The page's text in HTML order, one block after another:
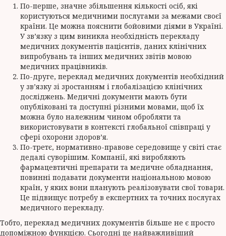
По-перше, значне збільшення кількості осіб, які
користуються медичними послугами за межами своєї
країни. Це можна пояснити бойовими діями в Україні.
У зв’язку з цим виникла необхідність перекладу
медичних документів пацієнтів, даних клінічних
випробувань та інших медичних звітів мовою
медичних працівників.
По-друге, переклад медичних документів необхідний
у зв’язку зі зростанням і глобалізацією клінічних
досліджень. Медичні документи мають бути
опубліковані та доступні різними мовами, щоб їх
можна було належним чином обробляти та
використовувати в контексті глобальної співпраці у
сфері охорони здоров’я.
По-третє, нормативно-правове середовище у світі стає
дедалі суворішим. Компанії, які виробляють
фармацевтичні препарати та медичне обладнання,
повинні подавати документи національною мовою
країн, у яких вони планують реалізовувати свої товари.
Це підвищує потребу в експертних та точних послугах
медичного перекладу.
Тобто, переклад медичних документів більше не є просто
допоміжною функцією. Сьогодні це найважливіший